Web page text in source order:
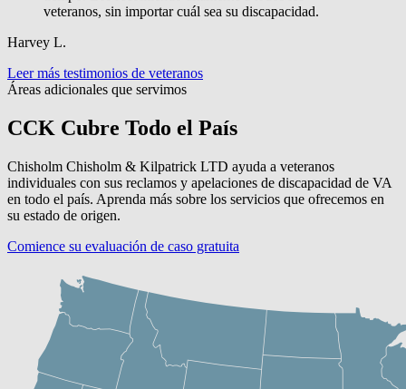
veteranos, sin importar cuál sea su discapacidad.
Harvey L.
Leer más testimonios de veteranos
Áreas adicionales que servimos
CCK Cubre Todo el País
Chisholm Chisholm & Kilpatrick LTD ayuda a veteranos
individuales con sus reclamos y apelaciones de discapacidad de VA
en todo el país. Aprenda más sobre los servicios que ofrecemos en
su estado de origen.
Comience su evaluación de caso gratuita